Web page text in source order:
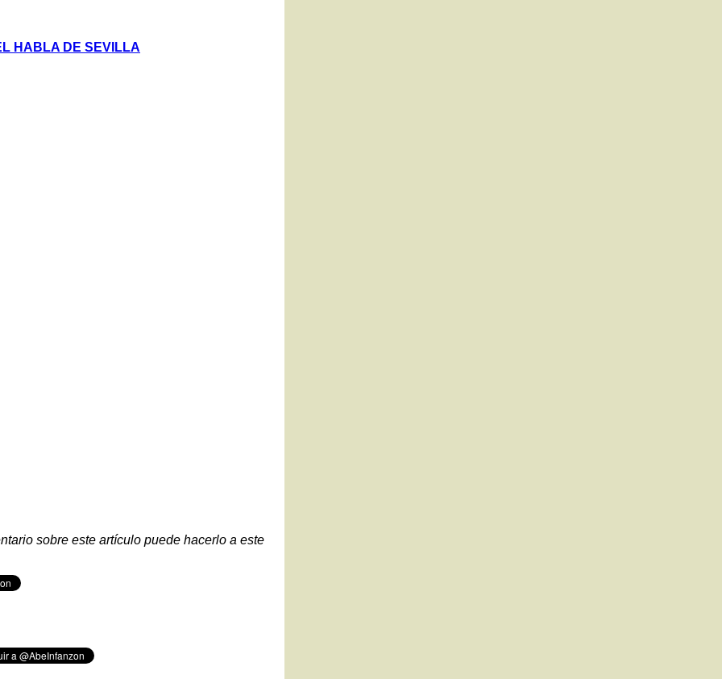
HABLA DE SEVILLA
sobre este artículo puede hacerlo a este